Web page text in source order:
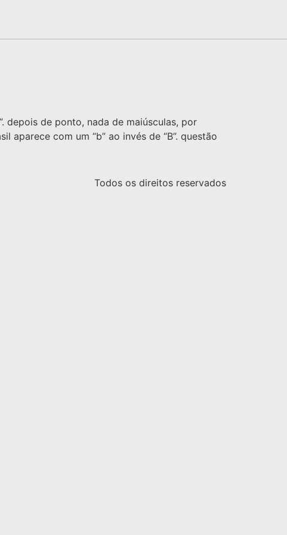
depois de ponto, nada de maiúsculas, por
com um “b” ao invés de “B”. questão
Todos os direitos reservados